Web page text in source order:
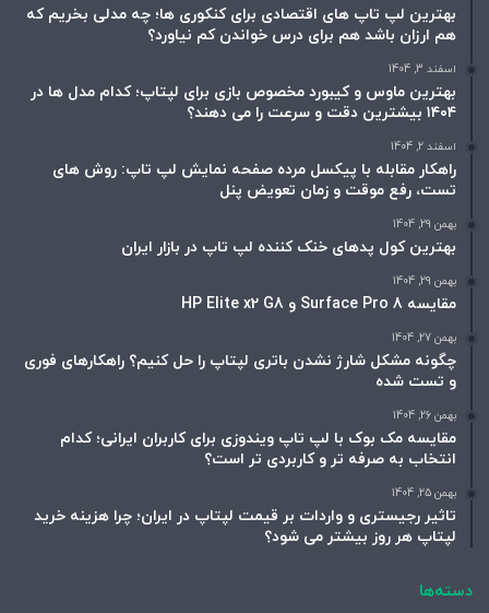
بهترین لپ تاپ های اقتصادی برای کنکوری ها؛ چه مدلی بخریم که
هم ارزان باشد هم برای درس خواندن کم نیاورد؟
اسفند 3, 1404
بهترین ماوس و کیبورد مخصوص بازی برای لپتاپ؛ کدام مدل ها در
۱۴۰۴ بیشترین دقت و سرعت را می دهند؟
اسفند 2, 1404
راهکار مقابله با پیکسل مرده صفحه نمایش لپ تاپ: روش های
تست، رفع موقت و زمان تعویض پنل
بهمن 29, 1404
بهترین کول پدهای خنک کننده لپ تاپ در بازار ایران
بهمن 29, 1404
مقایسه Surface Pro 8 و HP Elite x2 G8
بهمن 27, 1404
چگونه مشکل شارژ نشدن باتری لپتاپ را حل کنیم؟ راهکارهای فوری
و تست شده
بهمن 26, 1404
مقایسه مک بوک با لپ تاپ ویندوزی برای کاربران ایرانی؛ کدام
انتخاب به صرفه تر و کاربردی تر است؟
بهمن 25, 1404
تاثیر رجیستری و واردات بر قیمت لپتاپ در ایران؛ چرا هزینه خرید
لپتاپ هر روز بیشتر می شود؟
دسته‌ها